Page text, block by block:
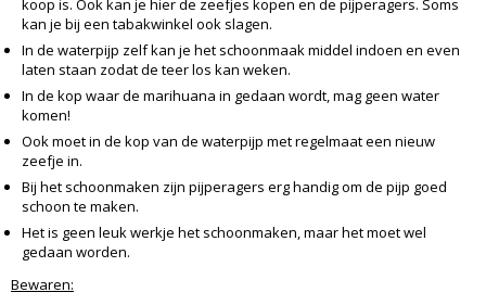
koop is. Ook kan je hier de zeefjes kopen en de pijperagers. Soms
kan je bij een tabakwinkel ook slagen.
In de waterpijp zelf kan je het schoonmaak middel indoen en even
laten staan zodat de teer los kan weken.
In de kop waar de marihuana in gedaan wordt, mag geen water
komen!
Ook moet in de kop van de waterpijp met regelmaat een nieuw
zeefje in.
Bij het schoonmaken zijn pijperagers erg handig om de pijp goed
schoon te maken.
Het is geen leuk werkje het schoonmaken, maar het moet wel
gedaan worden.
Bewaren: